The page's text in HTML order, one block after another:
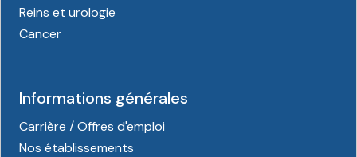
Reins et urologie
Cancer
Informations générales
Carrière / Offres d'emploi
Nos établissements